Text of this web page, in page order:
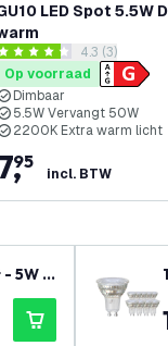
verlanglijst
LED Spot 5.5W
reviews
score sterren4.3 (3)
Op voorraad
Dimbaar
5.5W Vervangt 50W
2200K Extra warm licht
,
95
incl. BTW
- 5W -